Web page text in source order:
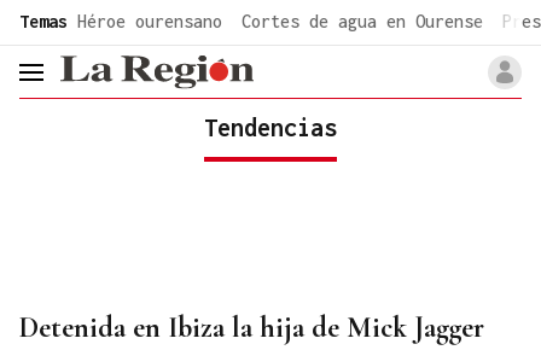
common.go-to-content
Temas Héroe ourensano Cortes de agua en Ourense
header.menu.open
Tendencias
Detenida en Ibiza la hija de Mick Jagger